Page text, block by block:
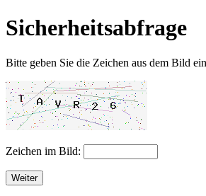
Sicherheitsabfrage
Bitte geben Sie die Zeichen aus dem Bild
Zeichen im Bild:
Weiter